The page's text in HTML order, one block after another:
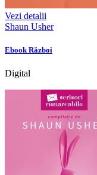
Vezi detalii
Shaun Usher
Ebook Război
Digital